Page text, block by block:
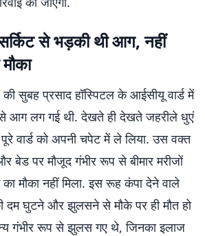
से भड़की थी आग, नहीं
सुबह प्रसाद हॉस्पिटल के आईसीयू वार्ड में
से आग लग गई थी. देखते ही देखते जहरीले धुएं
वार्ड को अपनी चपेट में ले लिया. उस वक्त
बेड पर मौजूद गंभीर रूप से बीमार मरीजों
मौका नहीं मिला. इस रूह कंपा देने वाले
दम घुटने और झुलसने से मौके पर ही मौत हो
गंभीर रूप से झुलस गए थे, जिनका इलाज